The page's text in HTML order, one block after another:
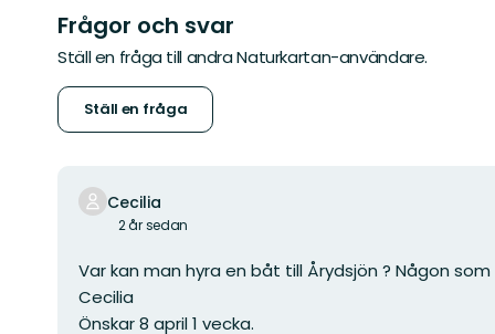
Frågor och svar
Ställ en fråga till andra Naturkartan-användare.
Ställ en fråga
Cecilia
2 år sedan
Var kan man hyra en båt till Årydsjön ? Någon
Cecilia
Önskar 8 april 1 vecka.